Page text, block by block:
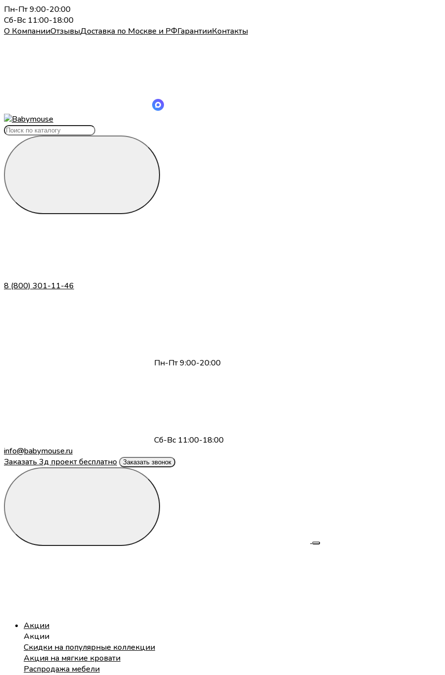
Пн-Пт 9:00-20:00
Сб-Вс 11:00-18:00
О КомпанииОтзывыДоставка по Москве и РФГарантииКонтакты
8 (800) 301-11-46
Пн-Пт 9:00-20:00
Сб-Вс 11:00-18:00
info@babymouse.ru
Заказать 3д проект бесплатно
Заказать звонок
Акции
Акции
Скидки на популярные коллекции
Акция на мягкие кровати
Распродажа мебели